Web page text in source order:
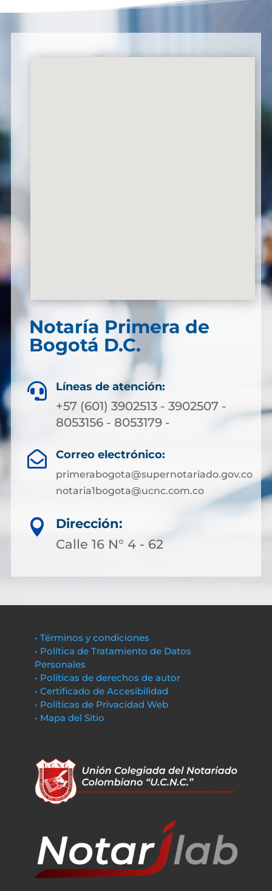
Notaría Primera de
Bogotá D.C.
 Líneas de atención:
+57 (601) 3902513 - 3902507 -
8053156 - 8053179 -
 Correo electrónico:
primerabogota@supernotariado.gov.co
notaria1bogota@ucnc.com.co

Dirección:
Calle 16 N° 4 - 62
• Términos y condiciones
• Política de Tratamiento de Datos
Personales
• Políticas de derechos de autor
• Certificado de Accesibilidad
• Políticas de Privacidad Web
• Mapa del Sitio